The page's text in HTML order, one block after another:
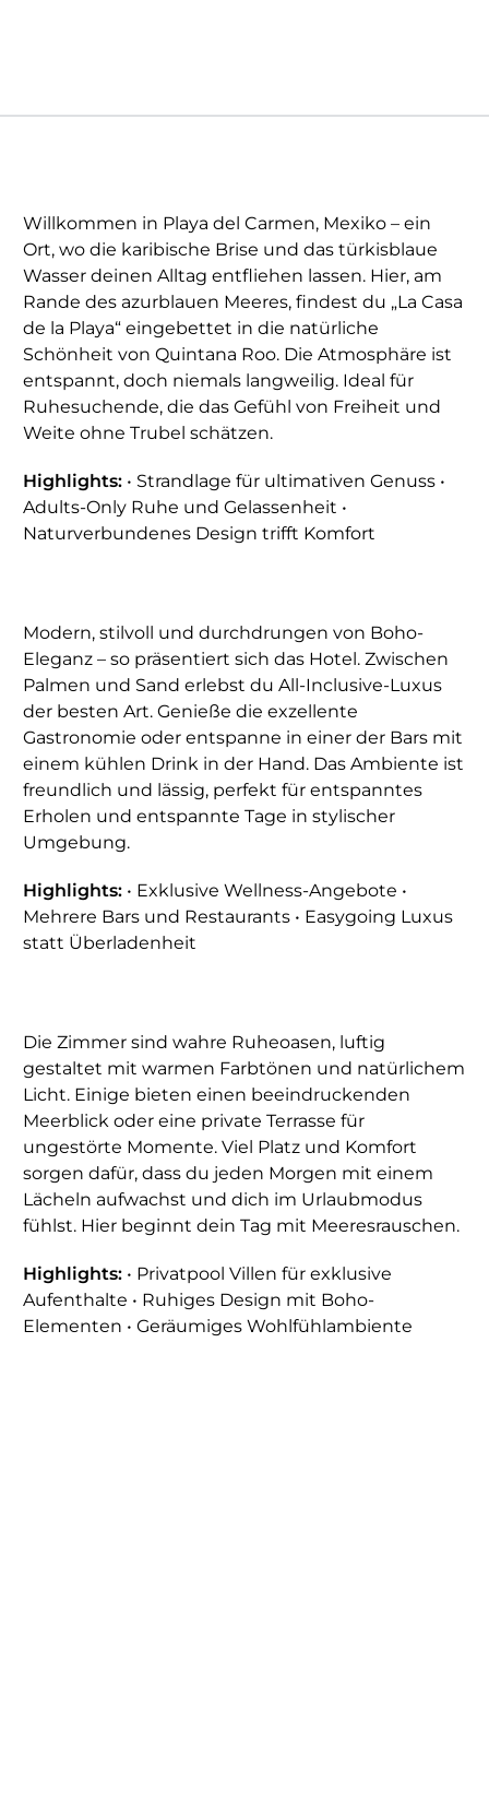
Willkommen in Playa del Carmen, Mexiko – ein
Ort, wo die karibische Brise und das türkisblaue
Wasser deinen Alltag entfliehen lassen. Hier, am
Rande des azurblauen Meeres, findest du „La Casa
de la Playa“ eingebettet in die natürliche
Schönheit von Quintana Roo. Die Atmosphäre ist
entspannt, doch niemals langweilig. Ideal für
Ruhesuchende, die das Gefühl von Freiheit und
Weite ohne Trubel schätzen.
Highlights: • Strandlage für ultimativen Genuss •
Adults-Only Ruhe und Gelassenheit •
Naturverbundenes Design trifft Komfort
Modern, stilvoll und durchdrungen von Boho-
Eleganz – so präsentiert sich das Hotel. Zwischen
Palmen und Sand erlebst du All-Inclusive-Luxus
der besten Art. Genieße die exzellente
Gastronomie oder entspanne in einer der Bars mit
einem kühlen Drink in der Hand. Das Ambiente ist
freundlich und lässig, perfekt für entspanntes
Erholen und entspannte Tage in stylischer
Umgebung.
Highlights: • Exklusive Wellness-Angebote •
Mehrere Bars und Restaurants • Easygoing Luxus
statt Überladenheit
Die Zimmer sind wahre Ruheoasen, luftig
gestaltet mit warmen Farbtönen und natürlichem
Licht. Einige bieten einen beeindruckenden
Meerblick oder eine private Terrasse für
ungestörte Momente. Viel Platz und Komfort
sorgen dafür, dass du jeden Morgen mit einem
Lächeln aufwachst und dich im Urlaubmodus
fühlst. Hier beginnt dein Tag mit Meeresrauschen.
Highlights: • Privatpool Villen für exklusive
Aufenthalte • Ruhiges Design mit Boho-
Elementen • Geräumiges Wohlfühlambiente